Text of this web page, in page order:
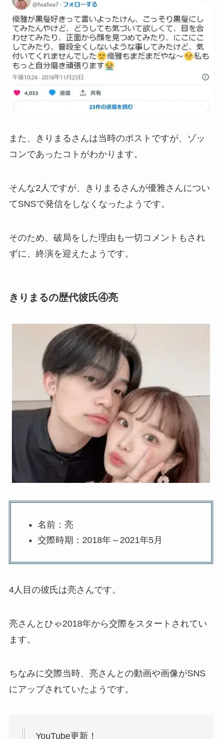
また、きりまるさんは当時のポストですが、ゾッ
コンであったコトがわかります。
そんな2人ですが、きりまるさんが優雅さんについ
てSNSで発信をしなくなったようです。
そのため、破局をした理由も一切コメントもされ
ずに、終演を迎えたようです。
きりまるの歴代彼氏④亮
名前：亮
交際時期：2018年～2021年5月
4人目の彼氏は亮さんです。
亮さんとひゃ2018年から交際をスタートされてい
ます。
ちなみに交際当時、亮さんとの動画や画像がSNS
にアップされていたようです。
YouTube更新！